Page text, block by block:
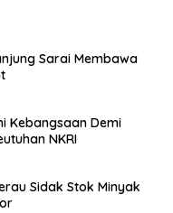
Sarai Membawa
Kebangsaan Demi
NKRI
Sidak Stok Minyak